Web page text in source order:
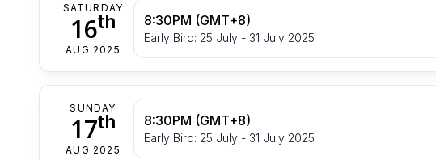
SATURDAY
16th
AUG 2025
8:30PM (GMT+8)
Early Bird: 25 July - 31 July 2025
SUNDAY
17th
AUG 2025
8:30PM (GMT+8)
Early Bird: 25 July - 31 July 2025